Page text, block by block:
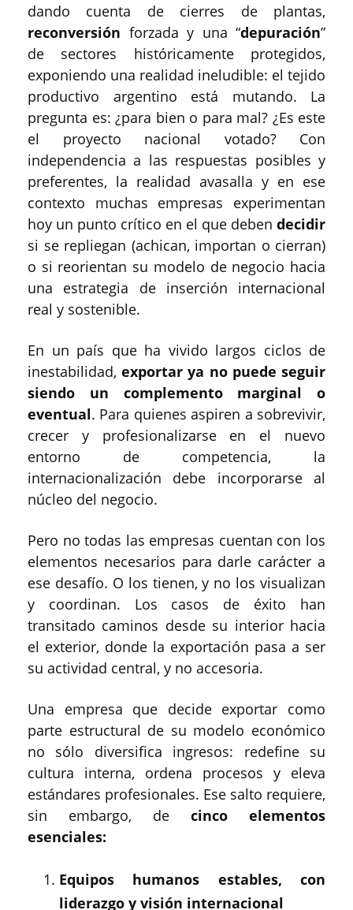
dando cuenta de cierres de plantas,
reconversión forzada y una “depuración”
de sectores históricamente protegidos,
exponiendo una realidad ineludible: el tejido
productivo argentino está mutando. La
pregunta es: ¿para bien o para mal? ¿Es este
el proyecto nacional votado? Con
independencia a las respuestas posibles y
preferentes, la realidad avasalla y en ese
contexto muchas empresas experimentan
hoy un punto crítico en el que deben decidir
si se repliegan (achican, importan o cierran)
o si reorientan su modelo de negocio hacia
una estrategia de inserción internacional
real y sostenible.
En un país que ha vivido largos ciclos de
inestabilidad,exportar ya no puede seguir
siendo un complemento marginal o
eventual. Para quienes aspiren a sobrevivir,
crecer y profesionalizarse en el nuevo
entorno de competencia, la
internacionalización debe incorporarse al
núcleo del negocio.
Pero no todas las empresas cuentan con los
elementos necesarios para darle carácter a
ese desafío. O los tienen, y no los visualizan
y coordinan. Los casos de éxito han
transitado caminos desde su interior hacia
el exterior, donde la exportación pasa a ser
su actividad central, y no accesoria.
Una empresa que decide exportar como
parte estructural de su modelo económico
no sólo diversifica ingresos: redefine su
cultura interna, ordena procesos y eleva
estándares profesionales. Ese salto requiere,
sin embargo, de cinco elementos
esenciales:
Equipos humanos estables, con
liderazgo y visión internacional